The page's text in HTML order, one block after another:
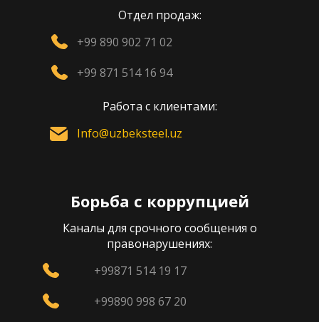
Отдел продаж:
+99 890 902 71 02
+99 871 514 16 94
Работа с клиентами:
Info@uzbeksteel.uz
Борьба с коррупцией
Каналы для срочного сообщения о
правонарушениях:
+99871 514 19 17
+99890 998 67 20